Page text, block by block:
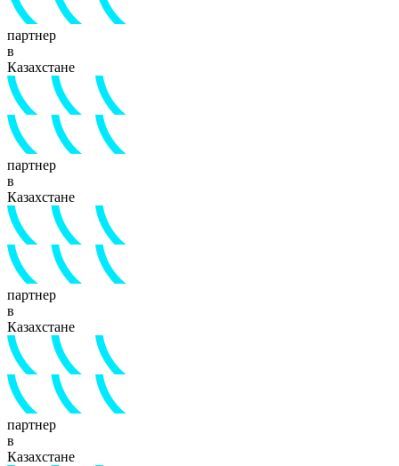
партнер
в
Казахстане
партнер
в
Казахстане
партнер
в
Казахстане
партнер
в
Казахстане